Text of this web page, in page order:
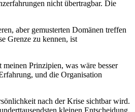
nicht übertragbar. Die
aber gemusterten Domänen treffen
Grenze zu kennen, ist
Prinzipien, was wäre besser
und die Organisation
nach der Krise sichtbar wird.
kleinen Entscheidung,